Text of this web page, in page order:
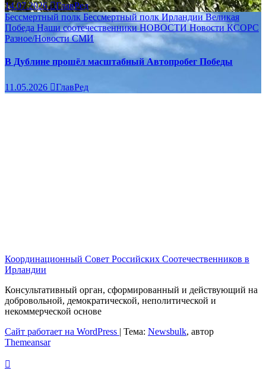
14.07.2026 ГлавРед
Бессмертный полк Бессмертный полк ИрландииВеликая
Победа Наши соотечественникиНОВОСТИНовости КСОРС
Разное/НовостиСМИ
В Дублине прошёл масштабный Автопробег Победы
11.05.2026 ГлавРед
Координационный Совет Российских Соотечественников в
Ирландии
Консультативный орган, сформированный и действующий на
добровольной, демократической, неполитической и
некоммерческой основе
Сайт работает на WordPress | Тема: Newsbulk, автор
Themeansar